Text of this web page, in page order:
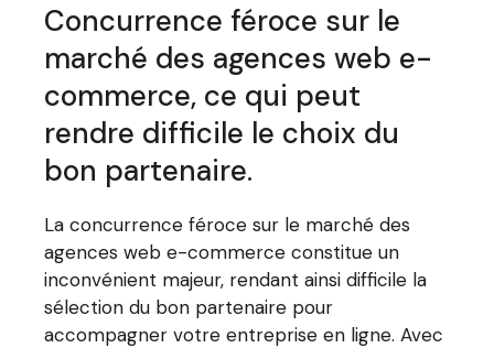
Concurrence féroce sur le
marché des agences web e-
commerce, ce qui peut
rendre difficile le choix du
bon partenaire.
La concurrence féroce sur le marché des
agences web e-commerce constitue un
inconvénient majeur, rendant ainsi difficile la
sélection du bon partenaire pour
accompagner votre entreprise en ligne. Avec